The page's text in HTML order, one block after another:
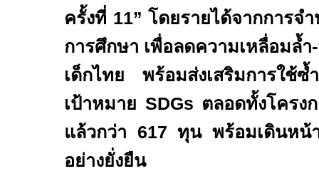
ครั้งที่ 11” โดยรายได้จากการจ
การศึกษา เพื่อลดความเหลื่อมล้ำ
เด็กไทย พร้อมส่งเสริมการใช้
เป้าหมาย SDGs ตลอดทั้งโครง
แล้วกว่า 617ทุน พร้อมเดินหน้
อย่างยั่งยืน